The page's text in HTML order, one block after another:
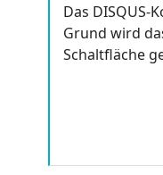
Das DISQUS-
Grund wird
Schaltfläche